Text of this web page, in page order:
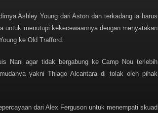
Ashley Young dari Aston dan terkadang ia harus
untuk menutupi kekecewaannya dengan menyatakan
ke Old Trafford.
Nani agar tidak bergabung ke Camp Nou terlebih
yakni Thiago Alcantara di tolak oleh pihak
dari Alex Ferguson untuk menempati skuad